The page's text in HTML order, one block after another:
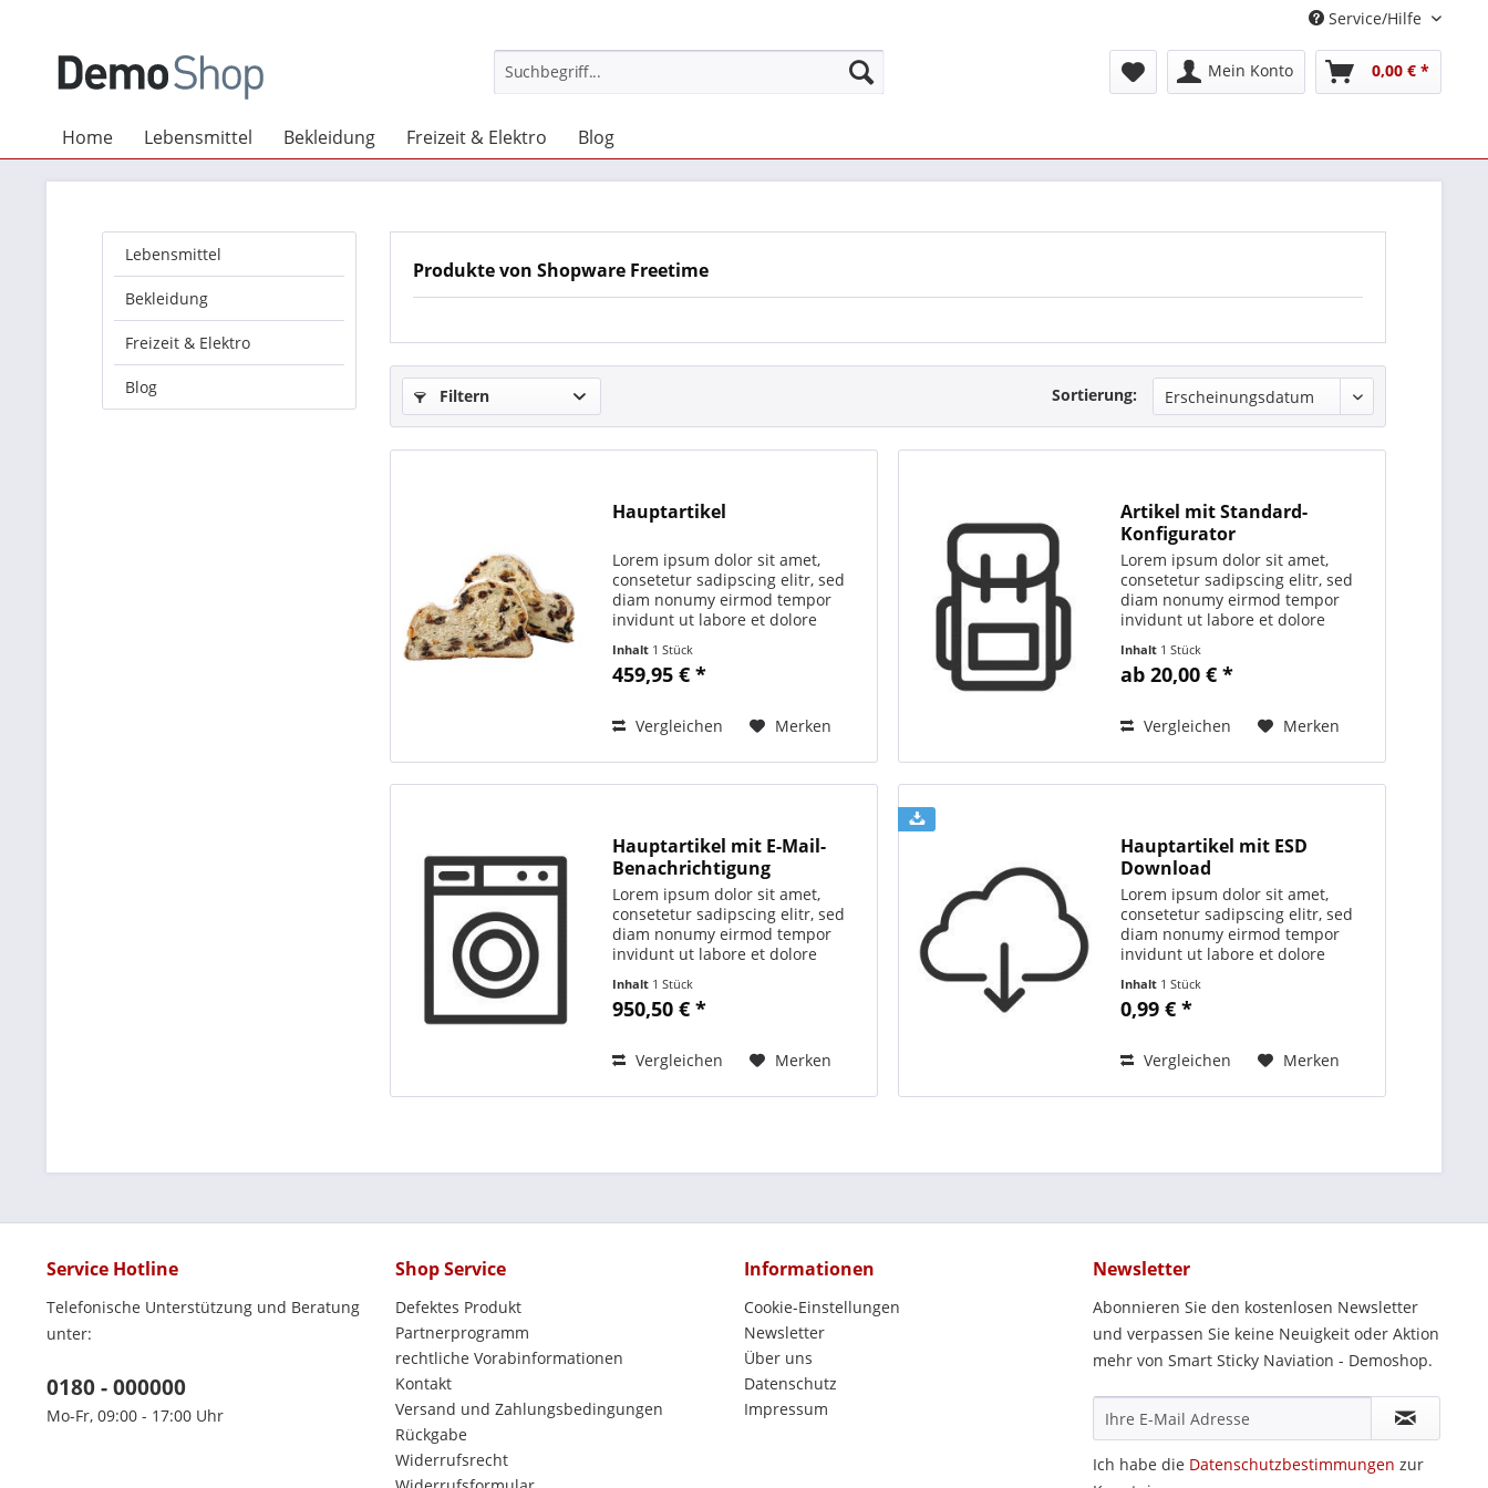
Service/Hilfe
Mein Konto 0,00 € *
Home Lebensmittel Bekleidung Freizeit & Elektro Blog
Lebensmittel
Bekleidung
Freizeit & Elektro
Blog
Produkte von Shopware Freetime
Filtern Sortierung:
Hauptartikel
Lorem ipsum dolor sit amet,
consetetur sadipscing elitr, sed
diam nonumy eirmod tempor
invidunt ut labore et dolore
voluptua. At vero eos et accusam
et justo duo dolores et ea rebum.
Inhalt 1 Stück
459,95 € *
Vergleichen Merken
Artikel mit Standard-
Konfigurator
Lorem ipsum dolor sit amet,
consetetur sadipscing elitr, sed
diam nonumy eirmod tempor
invidunt ut labore et dolore
voluptua. At vero eos et accusam
et justo duo dolores et ea rebum.
Inhalt 1 Stück
ab 20,00 € *
Vergleichen Merken
Hauptartikel mit E-Mail-
Benachrichtigung
Lorem ipsum dolor sit amet,
consetetur sadipscing elitr, sed
diam nonumy eirmod tempor
invidunt ut labore et dolore
voluptua. At vero eos et accusam
et justo duo dolores et ea rebum.
Inhalt 1 Stück
950,50 € *
Vergleichen Merken
Hauptartikel mit ESD
Download
Lorem ipsum dolor sit amet,
consetetur sadipscing elitr, sed
diam nonumy eirmod tempor
invidunt ut labore et dolore
voluptua. At vero eos et accusam
et justo duo dolores et ea rebum.
Inhalt 1 Stück
0,99 € *
Vergleichen Merken
Service Hotline
Telefonische Unterstützung und Beratung
unter:
0180 - 000000
Mo-Fr, 09:00 - 17:00 Uhr
Shop Service
Defektes Produkt
Partnerprogramm
rechtliche Vorabinformationen
Kontakt
Versand und Zahlungsbedingungen
Rückgabe
Widerrufsrecht
Informationen
Cookie-Einstellungen
Newsletter
Über uns
Datenschutz
Impressum
Newsletter
Abonnieren Sie den kostenlosen Newsletter
und verpassen Sie keine Neuigkeit oder Aktion
mehr von Smart Sticky Naviation - Demoshop.
Ich habe die Datenschutzbestimmungen zur